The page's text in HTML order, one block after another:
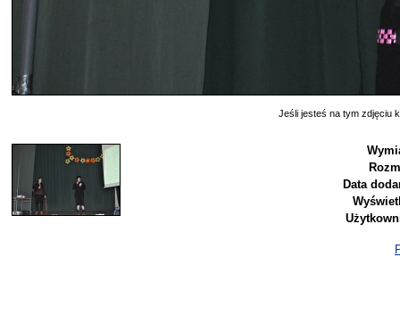
Jeśli jesteś na tym zdjęciu
Data